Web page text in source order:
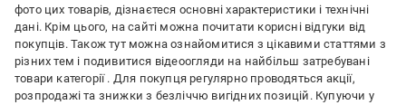
фото цих товарів, дізнаєтеся основні характеристики і технічні
дані. Крім цього, на сайті можна почитати корисні відгуки від
покупців. Також тут можна ознайомитися з цікавими статтями з
різних тем і подивитися відеоогляди на найбільш затребувані
товари категорії . Для покупця регулярно проводяться акції,
розпродажі та знижки з безліччю вигідних позицій. Купуючи у